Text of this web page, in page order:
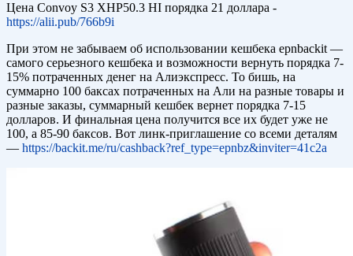
Цена Convoy S3 XHP50.3 HI порядка 21 доллара -
https://alii.pub/766b9i
При этом не забываем об использовании кешбека epnbackit —
самого серьезного кешбека и возможности вернуть порядка 7-
15% потраченных денег на Алиэкспресс. То бишь, на
суммарно 100 баксах потраченных на Али на разные товары и
разные заказы, суммарный кешбек вернет порядка 7-15
долларов. И финальная цена получится все их будет уже не
100, а 85-90 баксов. Вот линк-приглашение со всеми деталям
— https://backit.me/ru/cashback?ref_type=epnbz&inviter=41c2a